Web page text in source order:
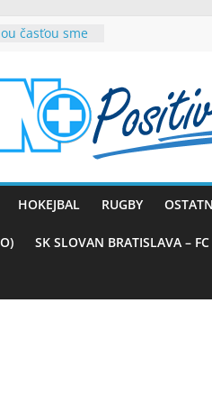
časťou sme
tímového
prvenstvo
nad
HOKEJBAL RUGBY
SK SLOVAN BRATISLAVA –